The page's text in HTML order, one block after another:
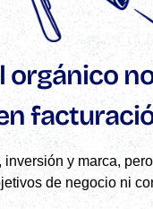
orgánico
inversión y marca,
de negocio ni